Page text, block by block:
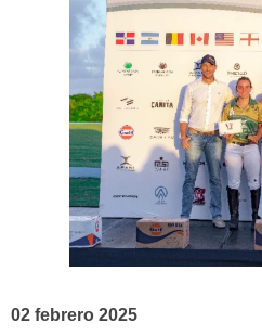
02 febrero 2025